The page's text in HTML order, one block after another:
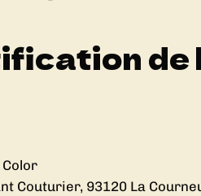
de
Color
Couturier, 93120 La